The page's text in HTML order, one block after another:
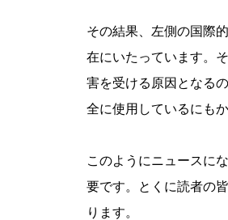
その結果、左側の国際
在にいたっています。
害を受ける原因となる
全に使用しているにも
このようにニュースに
要です。とくに読者の
ります。